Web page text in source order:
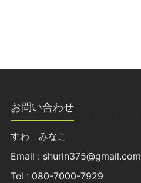
お問い合わせ
すわ みなこ
Email : shurin375@gmail.com
Tel : 080-7000-7929